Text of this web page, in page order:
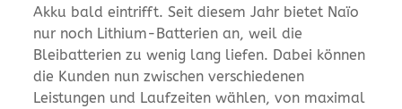
Akku bald eintrifft. Seit diesem Jahr bietet Naïo
nur noch Lithium-Batterien an, weil die
Bleibatterien zu wenig lang liefen. Dabei können
die Kunden nun zwischen verschiedenen
Leistungen und Laufzeiten wählen, von maximal